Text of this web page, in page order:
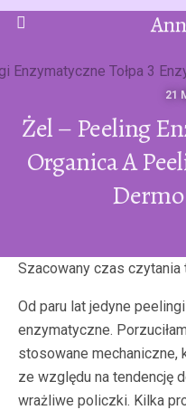
21
Żel – Peeling
Organica A
Dermo
Od paru lat jedyne
enzymatyczne.
stosowane mechaniczne,
ze względu na tendencję
wrażliwe policzki. Kilka